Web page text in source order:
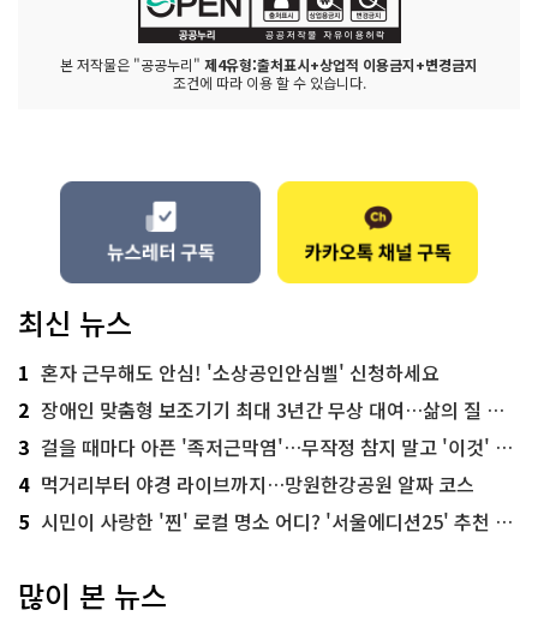
본 저작물은 "공공누리" 제4유형:출처표시+상업적 이용금지+변경금지
조건에 따라 이용 할 수 있습니다.
최신 뉴스
1 혼자 근무해도 안심! '소상공인안심벨' 신청하세요
2 장애인 맞춤형 보조기기 최대 3년간 무상 대여…삶의 질 높인다
3 걸을 때마다 아픈 '족저근막염'…무작정 참지 말고 '이것' 해보세요!
4 먹거리부터 야경 라이브까지…망원한강공원 알짜 코스
5 시민이 사랑한 '찐' 로컬 명소 어디? '서울에디션25' 추천 코스
많이 본 뉴스